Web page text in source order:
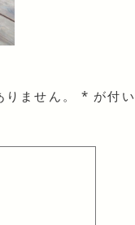
ません。 * が付い